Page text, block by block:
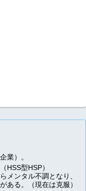
業）。
HSS型HSP）
メンタル不調となり、
ある。（現在は克服）